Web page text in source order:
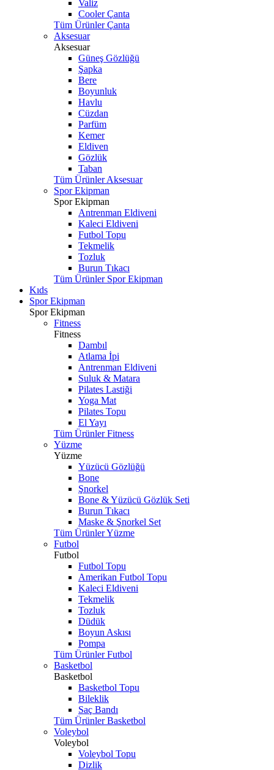
Valiz
Cooler Çanta
Tüm Ürünler Çanta
Aksesuar
Aksesuar
Güneş Gözlüğü
Şapka
Bere
Boyunluk
Havlu
Cüzdan
Parfüm
Kemer
Eldiven
Gözlük
Taban
Tüm Ürünler Aksesuar
Spor Ekipman
Spor Ekipman
Antrenman Eldiveni
Kaleci Eldiveni
Futbol Topu
Tekmelik
Tozluk
Burun Tıkacı
Tüm Ürünler Spor Ekipman
Kıds
Spor Ekipman
Spor Ekipman
Fitness
Fitness
Dambıl
Atlama İpi
Antrenman Eldiveni
Suluk & Matara
Pilates Lastiği
Yoga Mat
Pilates Topu
El Yayı
Tüm Ürünler Fitness
Yüzme
Yüzme
Yüzücü Gözlüğü
Bone
Şnorkel
Bone & Yüzücü Gözlük Seti
Burun Tıkacı
Maske & Şnorkel Set
Tüm Ürünler Yüzme
Futbol
Futbol
Futbol Topu
Amerikan Futbol Topu
Kaleci Eldiveni
Tekmelik
Tozluk
Düdük
Boyun Askısı
Pompa
Tüm Ürünler Futbol
Basketbol
Basketbol
Basketbol Topu
Bileklik
Saç Bandı
Tüm Ürünler Basketbol
Voleybol
Voleybol
Voleybol Topu
Dizlik